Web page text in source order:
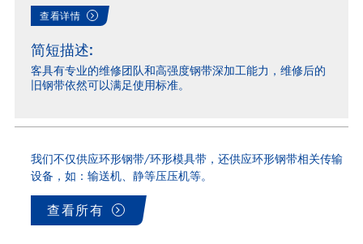
查看详情
简短描述:
客具有专业的维修团队和高强度钢带深加工能力，维修后的
旧钢带依然可以满足使用标准。
我们不仅供应环形钢带/环形模具带，还供应环形钢带相关传输
设备，如：输送机、静等压压机等。
查看所有